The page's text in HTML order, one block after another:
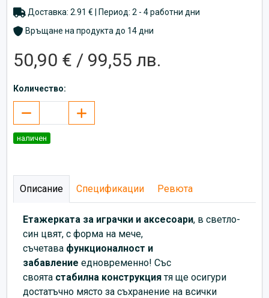
Доставка: 2.91 € | Период: 2 - 4 работни дни
Връщане на продукта до 14 дни
50,90 € / 99,55 лв.
Количество:
наличен
Описание Спецификации Ревюта
Етажерката за играчки и аксесоари, в светло-
син цвят, с форма на мече,
съчетава функционалност и
забавление едновременно! Със
своята стабилна конструкциятя ще осигури
достатъчно място за съхранение на всички